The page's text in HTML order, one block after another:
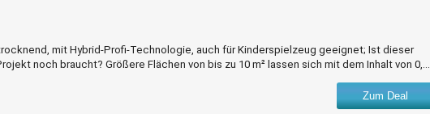
mit Hybrid-Profi-Technologie, auch für Kinderspielzeug geeignet; Ist dieser
noch braucht? Größere Flächen von bis zu 10 m² lassen sich mit dem Inhalt von 0,75
eine glänzende Oberfläche. Du kannst es außerdem bedenkenlos im Innenbereich
Zum Deal